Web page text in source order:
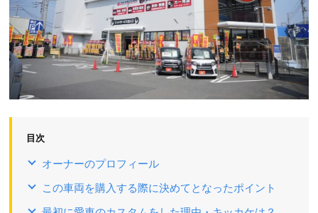
目次
オーナーのプロフィール
この車両を購入する際に決めてとなったポイント